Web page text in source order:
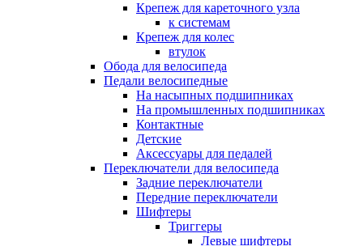
Крепеж для кареточного узла
к системам
Крепеж для колес
втулок
Обода для велосипеда
Педали велосипедные
На насыпных подшипниках
На промышленных подшипниках
Контактные
Детские
Аксессуары для педалей
Переключатели для велосипеда
Задние переключатели
Передние переключатели
Шифтеры
Триггеры
Левые шифтеры